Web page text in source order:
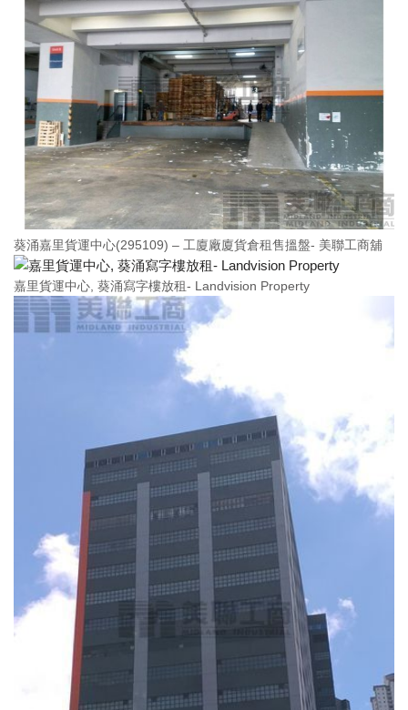
葵涌嘉里貨運中心(295109) – 工廈廠廈貨倉租售搵盤- 美聯工商舖
嘉里貨運中心, 葵涌寫字樓放租- Landvision Property